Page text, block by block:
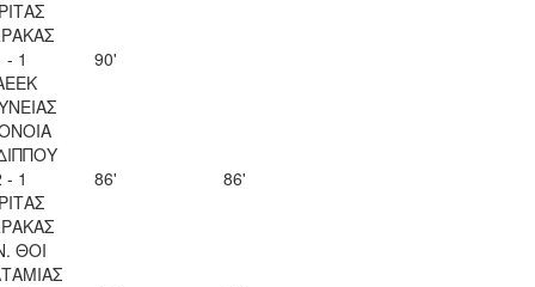
- 1
90'
- 1
86' 86'
ΘΟΙ